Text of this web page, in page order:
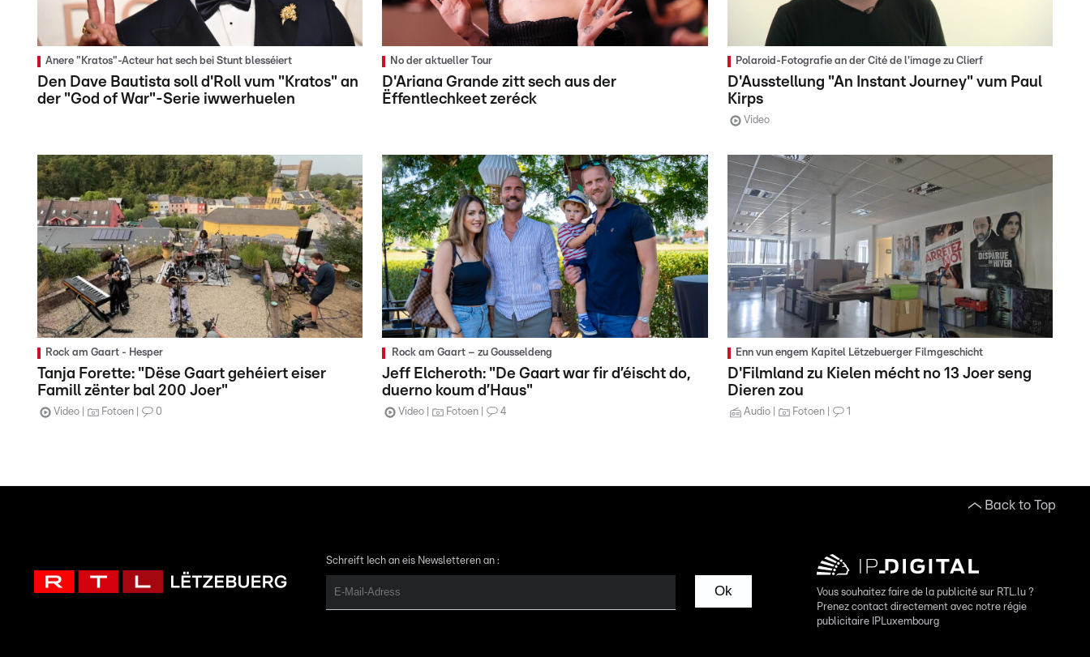
Anere "Kratos"-Acteur hat sech bei Stunt blesséiert
Den Dave Bautista soll d'Roll vum "Kratos" an
der "God of War"-Serie iwwerhuelen
No der aktueller Tour
D'Ariana Grande zitt sech aus der
Ëffentlechkeet zeréck
Polaroid-Fotografie an der Cité de l'image zu Clierf
D'Ausstellung "An Instant Journey" vum Paul
Kirps
Video
Rock am Gaart - Hesper
Tanja Forette: "Dëse Gaart gehéiert eiser
Famill zënter bal 200 Joer"
Video Fotoen 0
Rock am Gaart – zu Gousseldeng
Jeff Elcheroth: "De Gaart war fir d’éischt do,
duerno koum d’Haus"
Video Fotoen 4
Enn vun engem Kapitel Lëtzebuerger Filmgeschicht
D'Filmland zu Kielen mécht no 13 Joer seng
Dieren zou
Audio Fotoen 1
Back to Top
Schreift Iech an eis Newsletteren an :
Ok
Vous souhaitez faire de la publicité sur RTL.lu ?
Prenez contact directement avec notre régie
publicitaire IPLuxembourg